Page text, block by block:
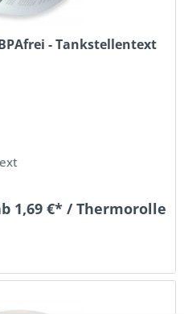
- Tankstellentext
1,69 €* / Thermorolle